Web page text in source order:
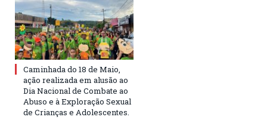
Caminhada do 18 de Maio,
ação realizada em alusão ao
Dia Nacional de Combate ao
Abuso e à Exploração Sexual
de Crianças e Adolescentes.